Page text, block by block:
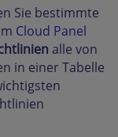
Sie bestimmte
Cloud Panel
alle von
in einer Tabelle